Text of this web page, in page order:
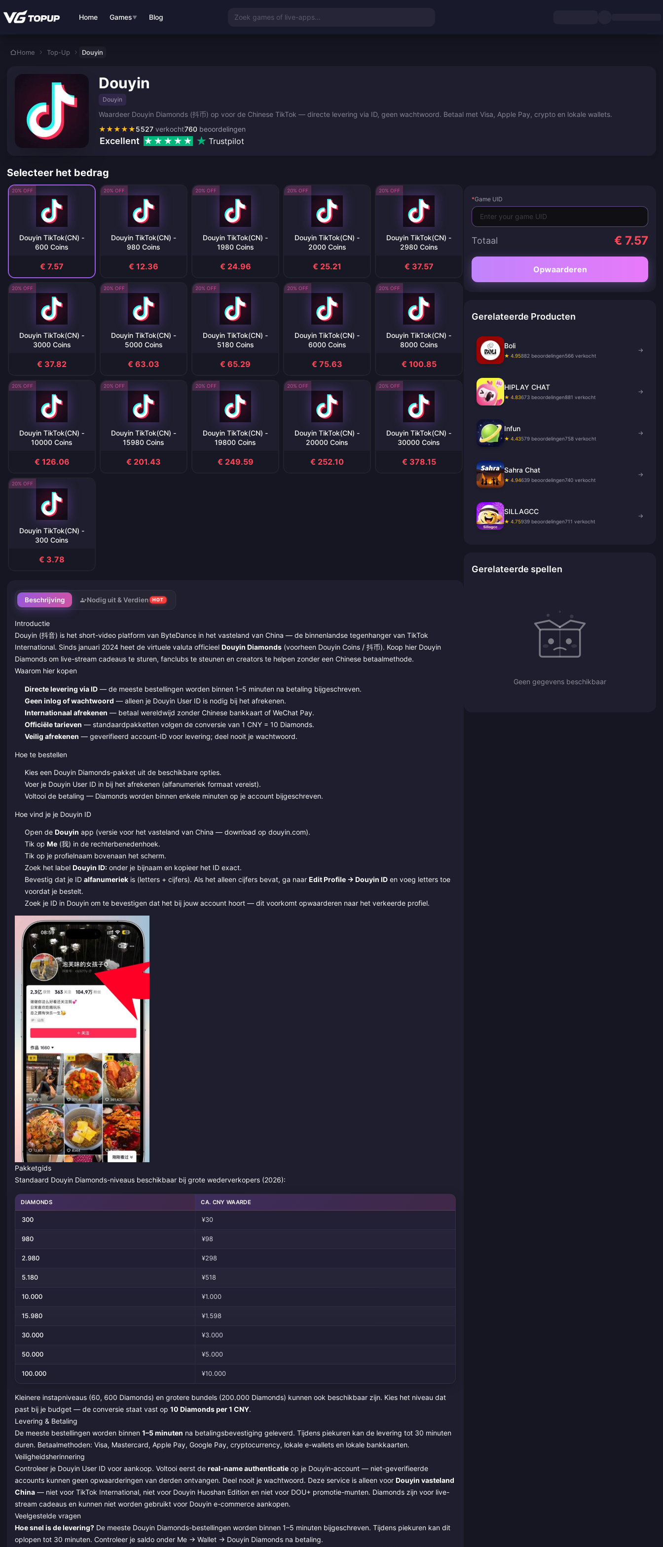
Home Games▼ Blog Zoek games of live-apps...
Home Top-Up Douyin
Douyin
Douyin
Waardeer Douyin Diamonds (抖币) op voor de Chinese TikTok — directe levering via ID, geen wachtwoord. Betaal met Visa, Apple Pay, crypto en lokale wallets.
★★★★★5 760 beoordelingen
527 verkocht
Excellent Trustpilot
Selecteer het bedrag
20% OFF
Douyin TikTok(CN) -
600 Coins
€ 7.57
20% OFF
Douyin TikTok(CN) -
980 Coins
€ 12.36
20% OFF
Douyin TikTok(CN) -
1980 Coins
€ 24.96
20% OFF
Douyin TikTok(CN) -
2000 Coins
€ 25.21
20% OFF
Douyin TikTok(CN) -
2980 Coins
€ 37.57
20% OFF
Douyin TikTok(CN) -
3000 Coins
€ 37.82
20% OFF
Douyin TikTok(CN) -
5000 Coins
€ 63.03
20% OFF
Douyin TikTok(CN) -
5180 Coins
€ 65.29
20% OFF
Douyin TikTok(CN) -
6000 Coins
€ 75.63
20% OFF
Douyin TikTok(CN) -
8000 Coins
€ 100.85
20% OFF
Douyin TikTok(CN) -
10000 Coins
€ 126.06
20% OFF
Douyin TikTok(CN) -
15980 Coins
€ 201.43
20% OFF
Douyin TikTok(CN) -
19800 Coins
€ 249.59
20% OFF
Douyin TikTok(CN) -
20000 Coins
€ 252.10
20% OFF
Douyin TikTok(CN) -
30000 Coins
€ 378.15
20% OFF
Douyin TikTok(CN) -
300 Coins
€ 3.78
Beschrijving Nodig uit & Verdien HOT
Introductie
Douyin (抖音) is het short-video platform van ByteDance in het vasteland van China — de binnenlandse tegenhanger van TikTok
International. Sinds januari 2024 heet de virtuele valuta officieel Douyin Diamonds (voorheen Douyin Coins / 抖币). Koop hier Douyin
Diamonds om live-stream cadeaus te sturen, fanclubs te steunen en creators te helpen zonder een Chinese betaalmethode.
Waarom hier kopen
Directe levering via ID— de meeste bestellingen worden binnen 1–5 minuten na betaling bijgeschreven.
Geen inlog of wachtwoord — alleen je Douyin User ID is nodig bij het afrekenen.
Internationaal afrekenen — betaal wereldwijd zonder Chinese bankkaart of WeChat Pay.
Officiële tarieven — standaardpakketten volgen de conversie van 1 CNY = 10 Diamonds.
Veilig afrekenen — geverifieerd account-ID voor levering; deel nooit je wachtwoord.
Hoe te bestellen
Kies een Douyin Diamonds-pakket uit de beschikbare opties.
Voer je Douyin User ID in bij het afrekenen (alfanumeriek formaat vereist).
Voltooi de betaling — Diamonds worden binnen enkele minuten op je account bijgeschreven.
Hoe vind je je Douyin ID
Open de Douyin app (versie voor het vasteland van China — download op douyin.com).
Tik op Me(我) in de rechterbenedenhoek.
Tik op je profielnaam bovenaan het scherm.
Zoek het label Douyin ID:onder je bijnaam en kopieer het ID exact.
Bevestig dat je ID alfanumeriekis (letters + cijfers). Als het alleen cijfers bevat, ga naar Edit Profile → Douyin IDen voeg letters toe
voordat je bestelt.
Zoek je ID in Douyin om te bevestigen dat het bij jouw account hoort — dit voorkomt opwaarderen naar het verkeerde profiel.
Pakketgids
Standaard Douyin Diamonds-niveaus beschikbaar bij grote wederverkopers (2026):
DIAMONDS CA. CNY WAARDE
300 ¥30
980 ¥98
2.980 ¥298
5.180 ¥518
10.000 ¥1.000
15.980 ¥1.598
30.000 ¥3.000
50.000 ¥5.000
100.000 ¥10.000
Kleinere instapniveaus (60, 600 Diamonds) en grotere bundels (200.000 Diamonds) kunnen ook beschikbaar zijn. Kies het niveau dat
past bij je budget — de conversie staat vast op 10 Diamonds per 1 CNY.
Levering & Betaling
De meeste bestellingen worden binnen 1–5 minuten na betalingsbevestiging geleverd. Tijdens piekuren kan de levering tot 30 minuten
duren. Betaalmethoden: Visa, Mastercard, Apple Pay, Google Pay, cryptocurrency, lokale e-wallets en lokale bankkaarten.
Veiligheidsherinnering
Controleer je Douyin User ID voor aankoop. Voltooi eerst de real-name authenticatie op je Douyin-account — niet-geverifieerde
accounts kunnen geen opwaarderingen van derden ontvangen. Deel nooit je wachtwoord. Deze service is alleen voor Douyin vasteland
China — niet voor TikTok International, niet voor Douyin Huoshan Edition en niet voor DOU+ promotie-munten. Diamonds zijn voor live-
stream cadeaus en kunnen niet worden gebruikt voor Douyin e-commerce aankopen.
Veelgestelde vragen
Hoe snel is de levering? De meeste Douyin Diamonds-bestellingen worden binnen 1–5 minuten bijgeschreven. Tijdens piekuren kan dit
oplopen tot 30 minuten. Controleer je saldo onder Me → Wallet → Douyin Diamonds na betaling.
*Game UID
Totaal € 7.57
Opwaarderen
Gerelateerde Producten
Boli
★ 4.95882 beoordelingen566 verkocht
→
HIPLAY CHAT
★ 4.83673 beoordelingen881 verkocht
→
Infun
★ 4.43579 beoordelingen758 verkocht
→
Sahra Chat
★ 4.94639 beoordelingen740 verkocht
→
SILLAGCC
★ 4.75939 beoordelingen711 verkocht
→
Gerelateerde spellen
Geen gegevens beschikbaar